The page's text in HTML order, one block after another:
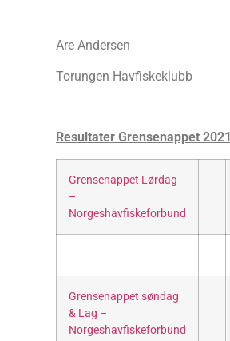
Are Andersen
Torungen Havfiskeklubb
Resultater Grensenappet 2021
Grensenappet Lørdag
–
Norgeshavfiskeforbund
Grensenappet søndag
& Lag –
Norgeshavfiskeforbund